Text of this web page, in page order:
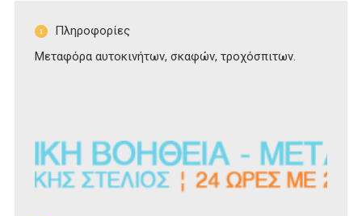
Πληροφορίες
Μεταφόρα αυτοκινήτων, σκαφών, τροχόσπιτων.